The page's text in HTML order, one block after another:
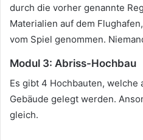
durch die vorher genannte
Materialien auf dem
vom Spiel genommen.
Modul 3: Abriss-Hochbau
Es gibt 4 Hochbauten, welche
Gebäude gelegt werden.
gleich.